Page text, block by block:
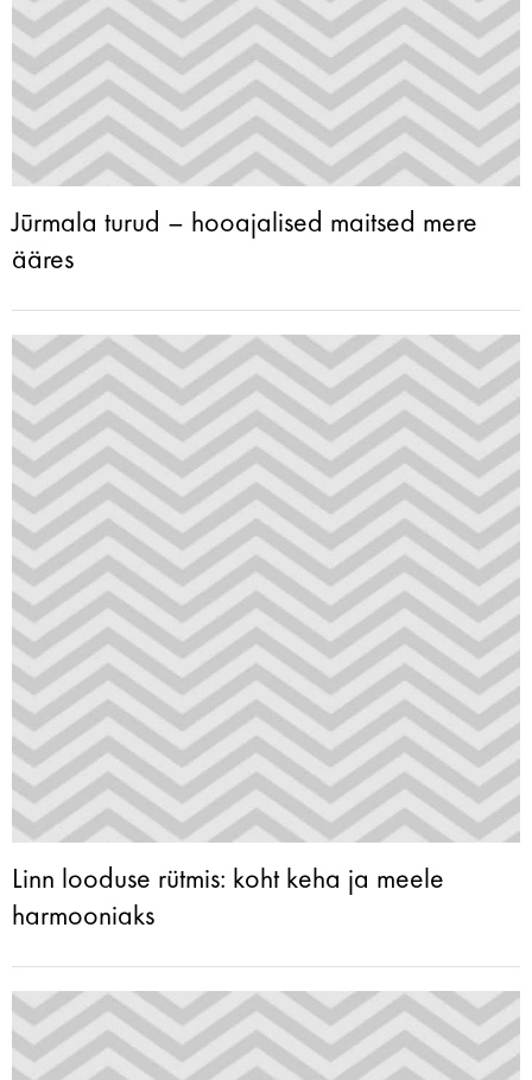
Jūrmala turud – hooajalised maitsed mere
ääres
Linn looduse rütmis: koht keha ja meele
harmooniaks